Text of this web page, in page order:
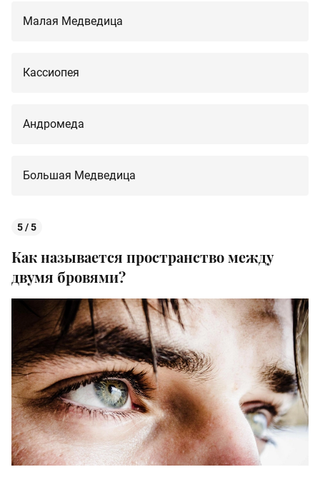
Малая Медведица
Кассиопея
Андромеда
Большая Медведица
5 / 5
Как называется пространство между
двумя бровями?